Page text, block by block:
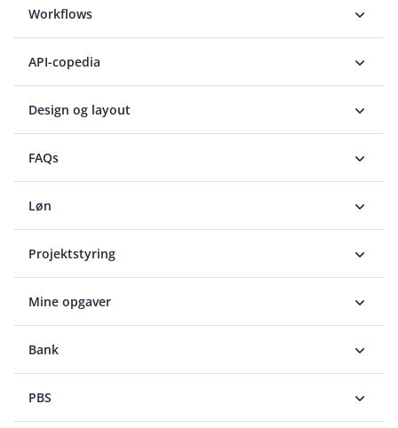
Workflows
API-copedia
Design og layout
FAQs
Løn
Projektstyring
Mine opgaver
Bank
PBS